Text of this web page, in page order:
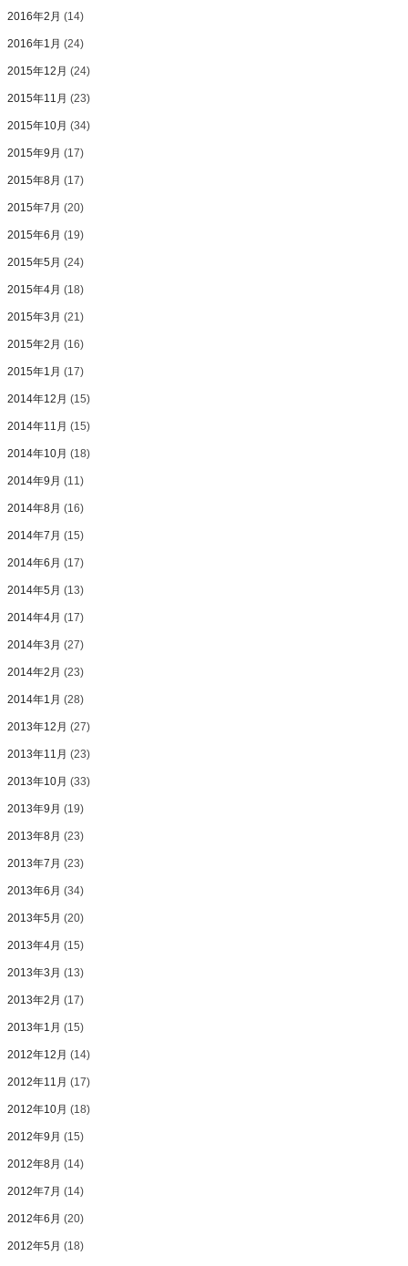
2016年2月 (14)
2016年1月 (24)
2015年12月 (24)
2015年11月 (23)
2015年10月 (34)
2015年9月 (17)
2015年8月 (17)
2015年7月 (20)
2015年6月 (19)
2015年5月 (24)
2015年4月 (18)
2015年3月 (21)
2015年2月 (16)
2015年1月 (17)
2014年12月 (15)
2014年11月 (15)
2014年10月 (18)
2014年9月 (11)
2014年8月 (16)
2014年7月 (15)
2014年6月 (17)
2014年5月 (13)
2014年4月 (17)
2014年3月 (27)
2014年2月 (23)
2014年1月 (28)
2013年12月 (27)
2013年11月 (23)
2013年10月 (33)
2013年9月 (19)
2013年8月 (23)
2013年7月 (23)
2013年6月 (34)
2013年5月 (20)
2013年4月 (15)
2013年3月 (13)
2013年2月 (17)
2013年1月 (15)
2012年12月 (14)
2012年11月 (17)
2012年10月 (18)
2012年9月 (15)
2012年8月 (14)
2012年7月 (14)
2012年6月 (20)
2012年5月 (18)